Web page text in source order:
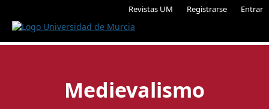
Revistas UM Registrarse Entrar
Medievalismo